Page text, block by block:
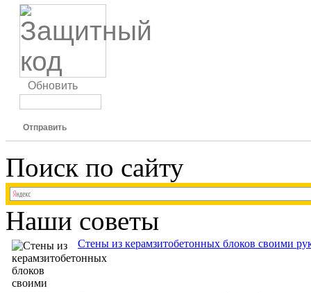
Обновить
Отправить
Поиск по сайту
Наши советы
Стены из керамзитобетонных блоков своими